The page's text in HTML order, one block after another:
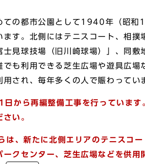
の都市公園として1940年（昭和
す。北側にはテニスコート、相
士見球技場（旧川崎球場）」、同
でも利用できる芝生広場や遊具広
され、毎年多くの人で賑わってい
から再編整備工事を行っています
い。
、新たに北側エリアのテニスコ
クセンター、芝生広場などを供用